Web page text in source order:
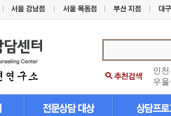
인
우